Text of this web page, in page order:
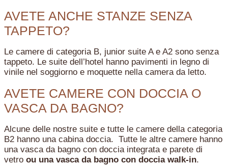
AVETE ANCHE STANZE SENZA
TAPPETO?
Le camere di categoria B, junior suite A e A2 sono senza
tappeto. Le suite dell’hotel hanno pavimenti in legno di
vinile nel soggiorno e moquette nella camera da letto.
AVETE CAMERE CON DOCCIA O
VASCA DA BAGNO?
Alcune delle nostre suite e tutte le camere della categoria
B2 hanno una cabina doccia. Tutte le altre camere hanno
una vasca da bagno con doccia integrata e parete di
vetro ou una vasca da bagno con doccia walk-in.